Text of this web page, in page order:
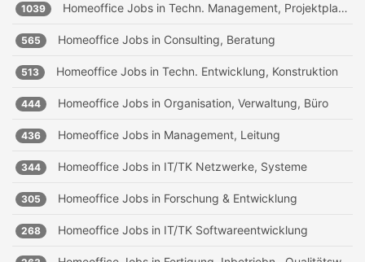
1039 Homeoffice Jobs in Techn. Management, Projektplanung
565 Homeoffice Jobs in Consulting, Beratung
513 Homeoffice Jobs in Techn. Entwicklung, Konstruktion
444 Homeoffice Jobs in Organisation, Verwaltung, Büro
436 Homeoffice Jobs in Management, Leitung
344 Homeoffice Jobs in IT/TK Netzwerke, Systeme
305 Homeoffice Jobs in Forschung & Entwicklung
268 Homeoffice Jobs in IT/TK Softwareentwicklung